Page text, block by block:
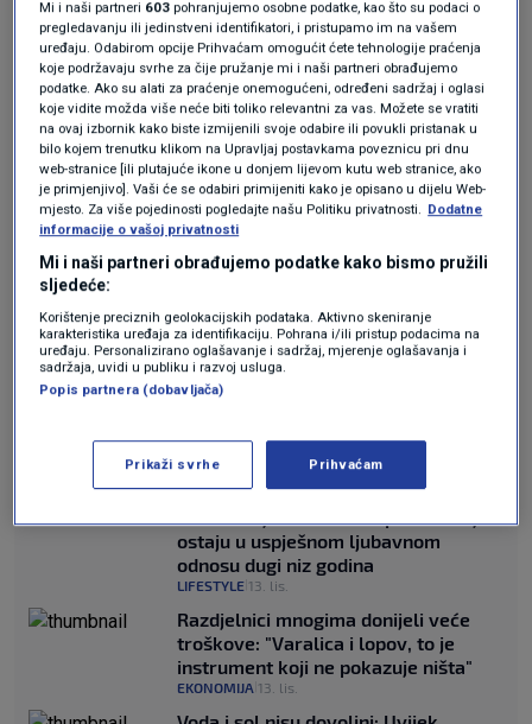
glasati.
Sudjelovanje Izraela na Eurosongu naišlo je na
protivljenje nekih članica Europske
radiodifuzijske unije zbog sukoba u Gazi.
Austrijska nacionalna televizija ORF, domaćin
Eurosonga 2026., pozdravila je odluku EBU-a.
ORF je ranije pozvao zemlje da ne bojkotiraju
natjecanje sljedeće godine u Beču, a austrijska
ministrica vanjskih poslova Beate Meinl-
općenito "nisu prikladna mjesta za sankcije".
ostaju u uspješnom ljubavnom
odnosu dugi niz godina
LIFESTYLE 13. lis.
Razdjelnici mnogima donijeli veće
troškove: "Varalica i lopov, to je
instrument koji ne pokazuje ništa"
EKONOMIJA 13. lis.
Mi i naši partneri 603 pohranjujemo osobne podatke, kao što su podaci o
pregledavanju ili jedinstveni identifikatori, i pristupamo im na vašem
uređaju. Odabirom opcije Prihvaćam omogućit ćete tehnologije praćenja
koje podržavaju svrhe za čije pružanje mi i naši partneri obrađujemo
podatke. Ako su alati za praćenje onemogućeni, određeni sadržaj i oglasi
koje vidite možda više neće biti toliko relevantni za vas. Možete se vratiti
na ovaj izbornik kako biste izmijenili svoje odabire ili povukli pristanak u
bilo kojem trenutku klikom na Upravljaj postavkama poveznicu pri dnu
web-stranice [ili plutajuće ikone u donjem lijevom kutu web stranice, ako
je primjenjivo]. Vaši će se odabiri primijeniti kako je opisano u dijelu Web-
mjesto. Za više pojedinosti pogledajte našu Politiku privatnosti. Dodatne
informacije o vašoj privatnosti
Mi i naši partneri obrađujemo podatke kako bismo pružili
sljedeće:
Korištenje preciznih geolokacijskih podataka. Aktivno skeniranje
karakteristika uređaja za identifikaciju. Pohrana i/ili pristup podacima na
uređaju. Personalizirano oglašavanje i sadržaj, mjerenje oglašavanja i
sadržaja, uvidi u publiku i razvoj usluga.
Popis partnera (dobavljača)
Prikaži svrhe Prihvaćam